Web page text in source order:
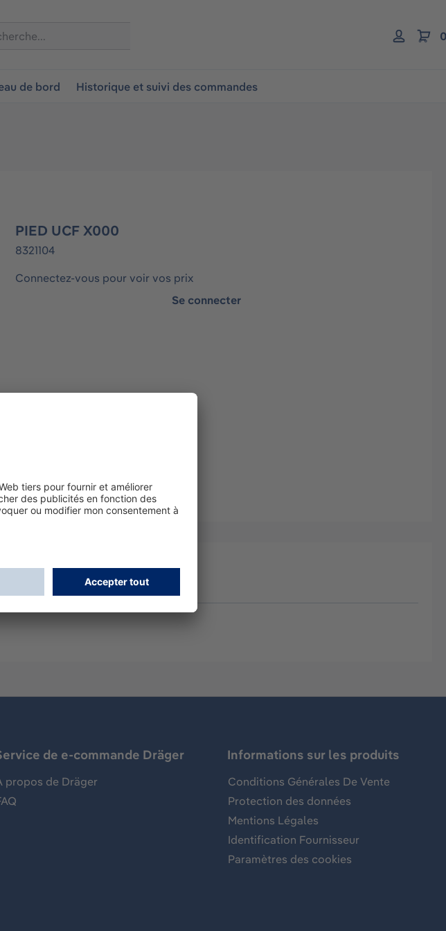
de bord Historique et suivi des commandes
PIED UCF X000
8321104
Connectez-vous pour voir vos prix
Se connecter
de e-commande Dräger
propos de Dräger
Informations sur les produits
Conditions Générales De Vente
Protection des données
Mentions Légales
Identification Fournisseur
Paramètres des cookies